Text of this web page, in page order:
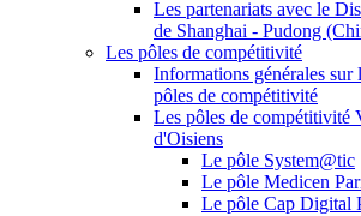
Les partenariats avec le
de Shanghai - Pudong
Les pôles de compétitivité
Informations générales sur
pôles de compétitivité
Les pôles de compétitivité
d'Oisiens
Le pôle System@tic
Le pôle Medicen
Le pôle Cap Digital